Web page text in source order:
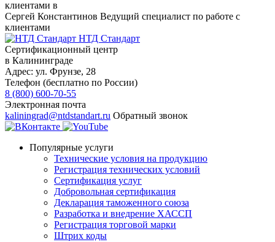
Сергей Константинов Ведущий специалист по работе с
клиентами
НТД Стандарт
Сертификационный центр
в Калининграде
Адрес: ул. Фрунзе, 28
Телефон (бесплатно по России)
8 (800) 600-70-55
Электронная почта
kaliningrad@ntdstandart.ru Обратный звонок
Популярные услуги
Технические условия на продукцию
Регистрация технических условий
Сертификация услуг
Добровольная сертификация
Декларация таможенного союза
Разработка и внедрение ХАССП
Регистрация торговой марки
Штрих коды